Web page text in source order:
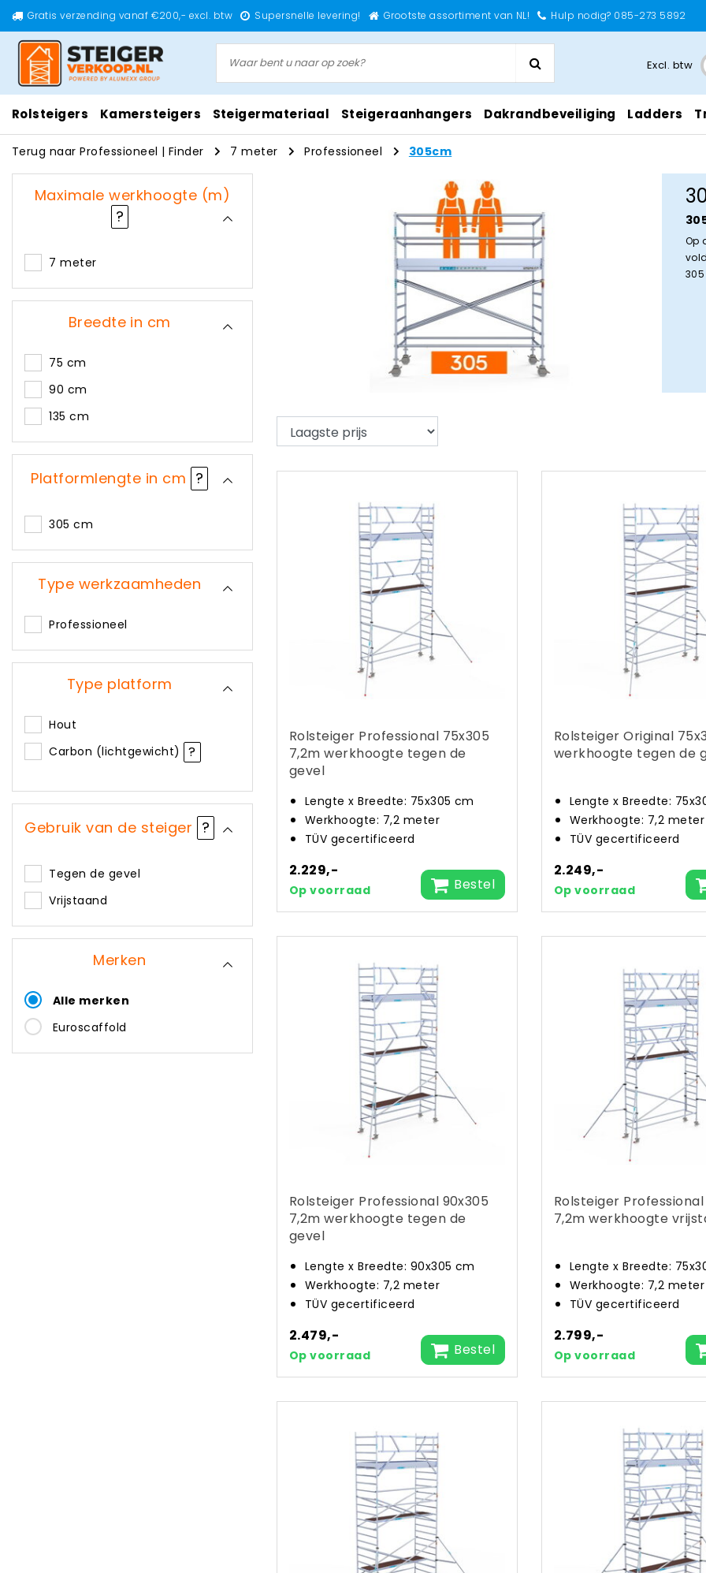
Gratis verzending vanaf €200,- excl. btw Supersnelle levering! Grootste assortiment van NL! Hulp nodig? 085-273 5892
Excl. btw
Rolsteigers Kamersteigers Steigermateriaal Steigeraanhangers Dakrandbeveiliging Ladders
Terug naar Professioneel | Finder 7 meter Professioneel 305cm
Maximale werkhoogte (m)
?
7 meter
Breedte in cm
75 cm
90 cm
135 cm
Platformlengte in cm ?
305 cm
Type werkzaamheden
Professioneel
Type platform
Hout
Carbon (lichtgewicht)
?
Gebruik van de steiger ?
Tegen de gevel
Vrijstaand
Merken
Alle merken
Euroscaffold
Op
Rolsteiger Professional 75x305
7,2m werkhoogte tegen de
gevel
Lengte x Breedte: 75x305 cm
Werkhoogte: 7,2 meter
TÜV gecertificeerd
2.229,-
Op voorraad Bestel
Rolsteiger Original
werkhoogte tegen de
Lengte x Breedte:
Werkhoogte: 7,2 meter
TÜV gecertificeerd
2.249,-
Op voorraad
Rolsteiger Professional 90x305
7,2m werkhoogte tegen de
gevel
Lengte x Breedte: 90x305 cm
Werkhoogte: 7,2 meter
TÜV gecertificeerd
2.479,-
Op voorraad Bestel
Rolsteiger
7,2m werkhoogte
Lengte x Breedte:
Werkhoogte: 7,2 meter
TÜV gecertificeerd
2.799,-
Op voorraad